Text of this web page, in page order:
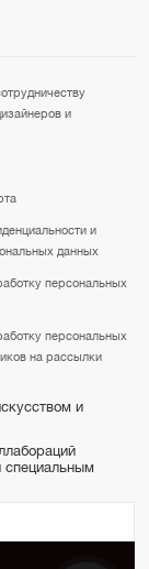
и
и
данных
персональных
персональных
на рассылки
и